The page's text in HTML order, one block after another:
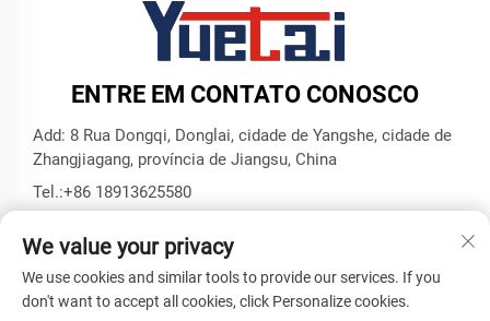
ENTRE EM CONTATO CONOSCO
Add: 8 Rua Dongqi, Donglai, cidade de Yangshe, cidade de
Zhangjiagang, província de Jiangsu, China
Tel.:+86 18913625580
Direitos Autorais © Zhangjiagang Yuetai Precision Machinery
We value your privacy
We use cookies and similar tools to provide our services. If you
don't want to accept all cookies, click Personalize cookies.